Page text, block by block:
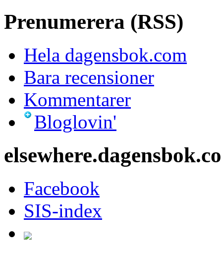
Prenumerera (RSS)
Hela dagensbok.com
Bara recensioner
Kommentarer
Bloglovin'
Facebook
SIS-index